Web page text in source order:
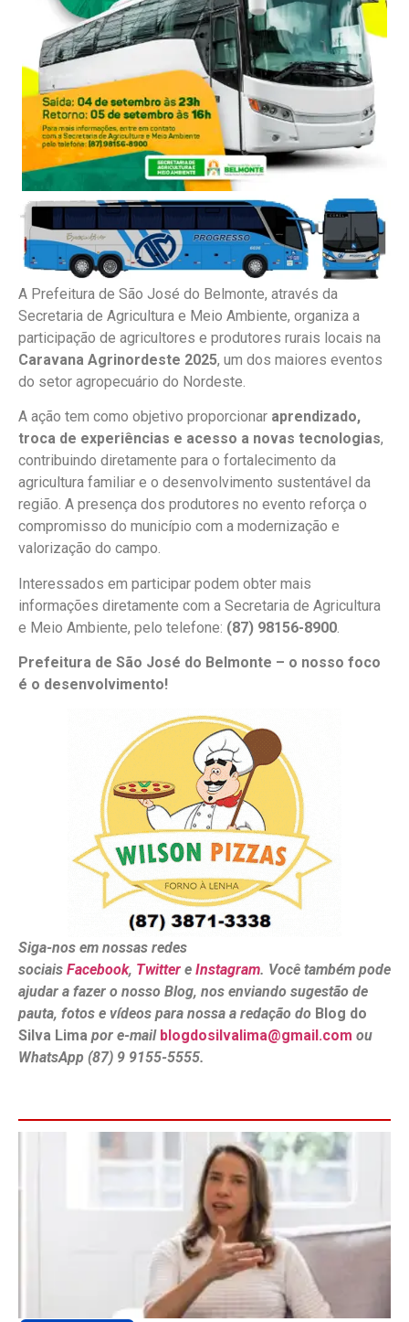
A Prefeitura de São José do Belmonte, através da
Secretaria de Agricultura e Meio Ambiente, organiza a
participação de agricultores e produtores rurais locais na
Caravana Agrinordeste 2025, um dos maiores eventos
do setor agropecuário do Nordeste.
A ação tem como objetivo proporcionar aprendizado,
troca de experiências e acesso a novas tecnologias,
contribuindo diretamente para o fortalecimento da
agricultura familiar e o desenvolvimento sustentável da
região. A presença dos produtores no evento reforça o
compromisso do município com a modernização e
valorização do campo.
Interessados em participar podem obter mais
informações diretamente com a Secretaria de Agricultura
e Meio Ambiente, pelo telefone: (87) 98156-8900
Prefeitura de São José do Belmonte – o nosso foco
é o desenvolvimento!
Siga-nos em nossas redes
sociais Facebook, Twitter e Instagram. Você também pode
ajudar a fazer o nosso Blog, nos enviando sugestão de
pauta, fotos e vídeos para nossa a redação do Blog do
Silva Lima por e-mail blogdosilvalima@gmail.com ou
WhatsApp (87) 9 9155-5555.